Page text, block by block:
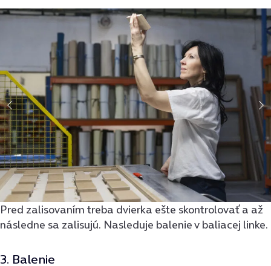
Pred zalisovaním treba dvierka ešte skontrolovať a až
následne sa zalisujú. Nasleduje balenie v baliacej linke.
3. Balenie